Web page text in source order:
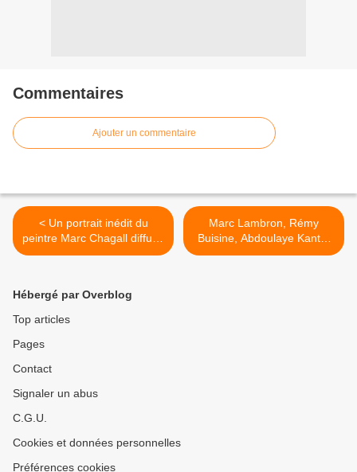
Commentaires
Ajouter un commentaire
< Un portrait inédit du
peintre Marc Chagall diffusé
ce dimanche à 18h sur
Marc Lambron, Rémy
Buisine, Abdoulaye Kanté,
Cynthia Fleury et Karine
Hébergé par Overblog
Top articles
Pages
Contact
Signaler un abus
C.G.U.
Cookies et données personnelles
Préférences cookies